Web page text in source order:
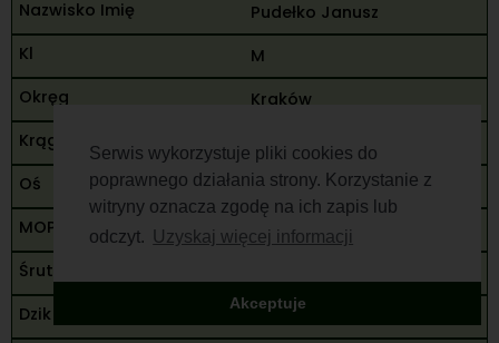
Serwis wykorzystuje pliki cookies do
poprawnego działania strony. Korzystanie z
witryny oznacza zgodę na ich zapis lub
odczyt.
Uzyskaj więcej informacji
Akceptuje
Pudełko Janusz
M
Kraków
75
85
90
83